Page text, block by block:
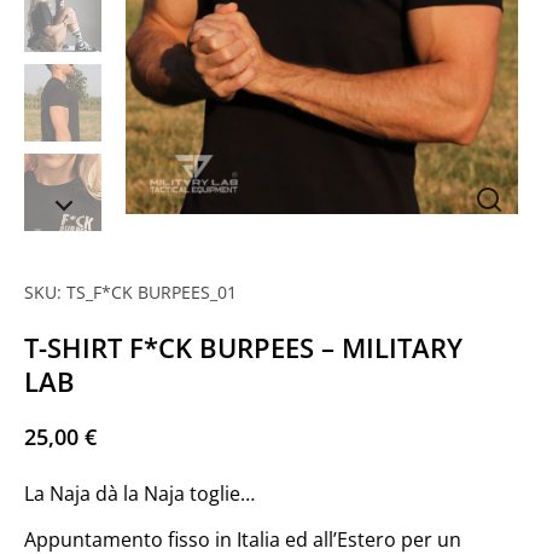
SKU: TS_F*CK BURPEES_01
T-SHIRT F*CK BURPEES – MILITARY
LAB
25,00 €
La Naja dà la Naja toglie…
Appuntamento fisso in Italia ed all’Estero per un